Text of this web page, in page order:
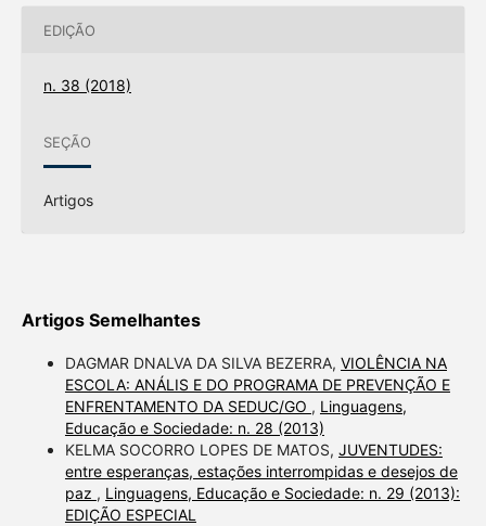
EDIÇÃO
n. 38 (2018)
SEÇÃO
Artigos
Artigos Semelhantes
DAGMAR DNALVA DA SILVA BEZERRA, VIOLÊNCIA NA
ESCOLA: ANÁLIS E DO PROGRAMA DE PREVENÇÃO E
ENFRENTAMENTO DA SEDUC/GO , Linguagens,
Educação e Sociedade: n. 28 (2013)
KELMA SOCORRO LOPES DE MATOS, JUVENTUDES:
entre esperanças, estações interrompidas e desejos de
paz , Linguagens, Educação e Sociedade: n. 29 (2013):
EDIÇÃO ESPECIAL